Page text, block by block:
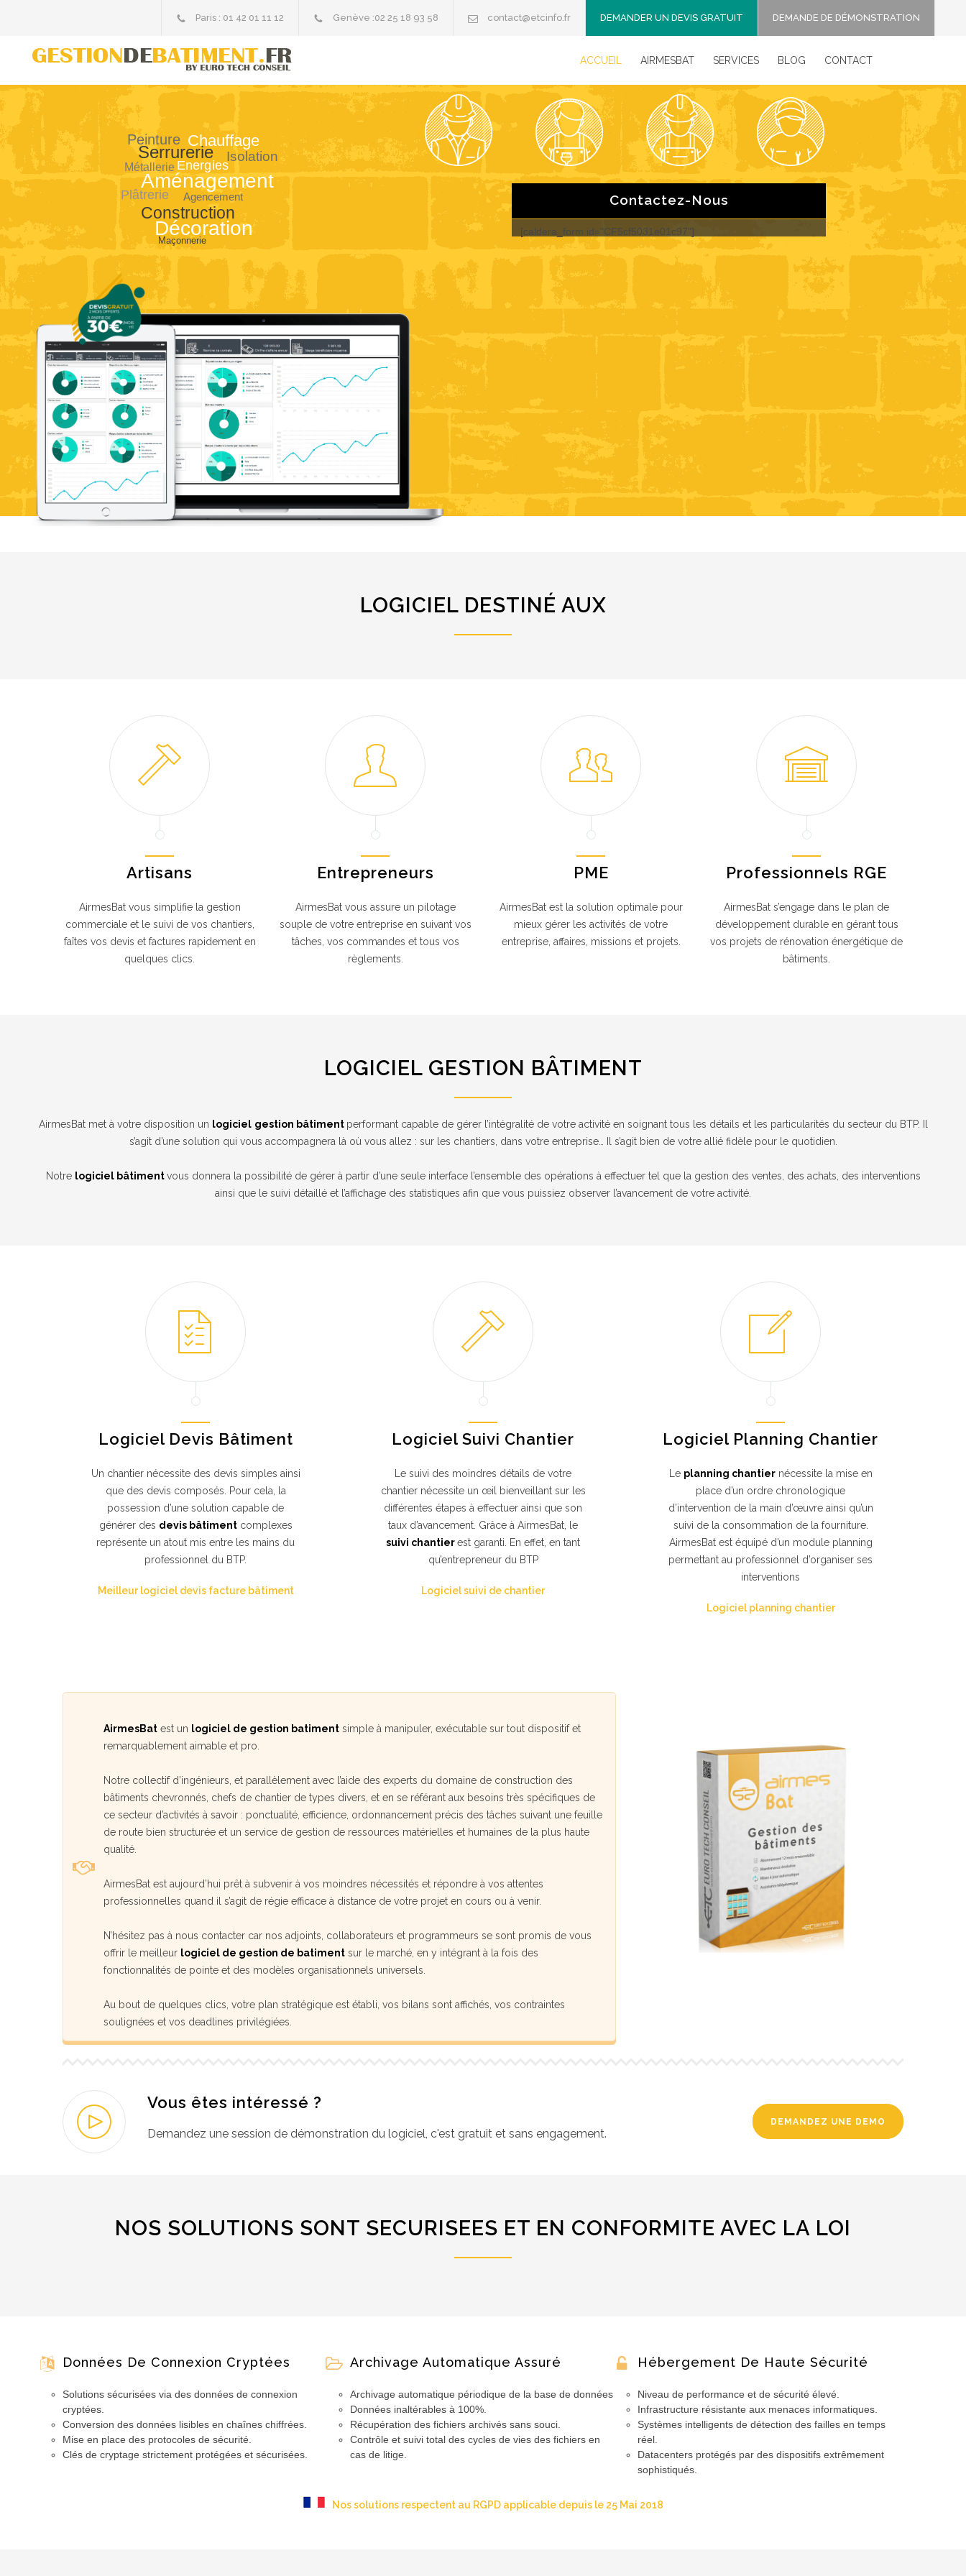
Paris : 01 42 01 11 12 Genève :02 25 18 93 58 contact@etcinfo.fr DEMANDER UN DEVIS GRATUIT DEMANDE DE DÉMONSTRATION
ACCUEIL AIRMESBAT SERVICES BLOG CONTACT
Contactez-Nous
[caldera_form id="CF5cf5031e01c97"]
Aménagement
Energies
Agencement
Construction
Serrurerie
Décoration
Peinture Chauffage
Maçonnerie
Métallerie
Plâtrerie
Isolation
LOGICIEL DESTINÉ AUX
Artisans
AirmesBat vous simplifie la gestion
commerciale et le suivi de vos chantiers,
faîtes vos devis et factures rapidement en
quelques clics.
Entrepreneurs
AirmesBat vous assure un pilotage
souple de votre entreprise en suivant vos
tâches, vos commandes et tous vos
règlements.
PME
AirmesBat est la solution optimale pour
mieux gérer les activités de votre
entreprise, affaires, missions et projets.
Professionnels RGE
AirmesBat s’engage dans le plan de
développement durable en gérant tous
vos projets de rénovation énergétique de
bâtiments.
LOGICIEL GESTION BÂTIMENT
AirmesBat met à votre disposition un logiciel gestion bâtiment performant capable de gérer l’intégralité de votre activité en soignant tous les détails et les particularités du secteur du BTP. Il
s’agit d’une solution qui vous accompagnera là où vous allez : sur les chantiers, dans votre entreprise… Il s’agit bien de votre allié fidèle pour le quotidien.
Notre logiciel bâtimentvous donnera la possibilité de gérer à partir d’une seule interface l’ensemble des opérations à effectuer tel que la gestion des ventes, des achats, des interventions
ainsi que le suivi détaillé et l’affichage des statistiques afin que vous puissiez observer l’avancement de votre activité.
Logiciel Devis Bâtiment
Un chantier nécessite des devis simples ainsi
que des devis composés. Pour cela, la
possession d’une solution capable de
générer des devis bâtimentcomplexes
représente un atout mis entre les mains du
professionnel du BTP.
Meilleur logiciel devis facture bâtiment
Logiciel Suivi Chantier
Le suivi des moindres détails de votre
chantier nécessite un œil bienveillant sur les
différentes étapes à effectuer ainsi que son
taux d’avancement. Grâce à AirmesBat, le
suivi chantierest garanti. En effet, en tant
qu’entrepreneur du BTP
Logiciel suivi de chantier
Logiciel Planning Chantier
Le planning chantiernécessite la mise en
place d’un ordre chronologique
d’intervention de la main d’œuvre ainsi qu’un
suivi de la consommation de la fourniture.
AirmesBat est équipé d’un module planning
permettant au professionnel d’organiser ses
interventions
Logiciel planning chantier
AirmesBat est un logiciel de gestion batiment simple à manipuler, exécutable sur tout dispositif et
remarquablement aimable et pro.
Notre collectif d’ingénieurs, et parallèlement avec l’aide des experts du domaine de construction des
bâtiments chevronnés, chefs de chantier de types divers, et en se référant aux besoins très spécifiques de
ce secteur d’activités à savoir : ponctualité, efficience, ordonnancement précis des tâches suivant une feuille
de route bien structurée et un service de gestion de ressources matérielles et humaines de la plus haute
qualité.
AirmesBat est aujourd’hui prêt à subvenir à vos moindres nécessités et répondre à vos attentes
professionnelles quand il s’agit de régie efficace à distance de votre projet en cours ou à venir.
N’hésitez pas à nous contacter car nos adjoints, collaborateurs et programmeurs se sont promis de vous
offrir le meilleur logiciel de gestion de batiment sur le marché, en y intégrant à la fois des
fonctionnalités de pointe et des modèles organisationnels universels.
Au bout de quelques clics, votre plan stratégique est établi, vos bilans sont affichés, vos contraintes
soulignées et vos deadlines privilégiées.
Vous êtes intéressé ?
Demandez une session de démonstration du logiciel, c'est gratuit et sans engagement.
DEMANDEZ UNE DEMO
NOS SOLUTIONS SONT SECURISEES ET EN CONFORMITE AVEC LA LOI
Données De Connexion Cryptées
Solutions sécurisées via des données de connexion
cryptées.
Conversion des données lisibles en chaînes chiffrées.
Mise en place des protocoles de sécurité.
Clés de cryptage strictement protégées et sécurisées.
Archivage Automatique Assuré
Archivage automatique périodique de la base de données
Données inaltérables à 100%.
Récupération des fichiers archivés sans souci.
Contrôle et suivi total des cycles de vies des fichiers en
cas de litige.
Hébergement De Haute Sécurité
Niveau de performance et de sécurité élevé.
Infrastructure résistante aux menaces informatiques.
Systèmes intelligents de détection des failles en temps
réel.
Datacenters protégés par des dispositifs extrêmement
sophistiqués.
Nos solutions respectent au RGPD applicable depuis le 25 Mai 2018